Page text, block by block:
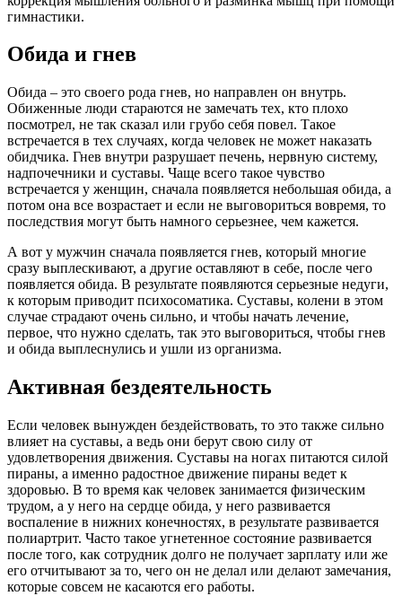
гимнастики.
Обида и гнев
Обида – это своего рода гнев, но направлен он внутрь.
Обиженные люди стараются не замечать тех, кто плохо
посмотрел, не так сказал или грубо себя повел. Такое
встречается в тех случаях, когда человек не может наказать
обидчика. Гнев внутри разрушает печень, нервную систему,
надпочечники и суставы. Чаще всего такое чувство
встречается у женщин, сначала появляется небольшая обида, а
потом она все возрастает и если не выговориться вовремя, то
последствия могут быть намного серьезнее, чем кажется.
А вот у мужчин сначала появляется гнев, который многие
сразу выплескивают, а другие оставляют в себе, после чего
появляется обида. В результате появляются серьезные недуги,
к которым приводит психосоматика. Суставы, колени в этом
случае страдают очень сильно, и чтобы начать лечение,
первое, что нужно сделать, так это выговориться, чтобы гнев
и обида выплеснулись и ушли из организма.
Активная бездеятельность
Если человек вынужден бездействовать, то это также сильно
влияет на суставы, а ведь они берут свою силу от
удовлетворения движения. Суставы на ногах питаются силой
пираны, а именно радостное движение пираны ведет к
здоровью. В то время как человек занимается физическим
трудом, а у него на сердце обида, у него развивается
воспаление в нижних конечностях, в результате развивается
полиартрит. Часто такое угнетенное состояние развивается
после того, как сотрудник долго не получает зарплату или же
его отчитывают за то, чего он не делал или делают замечания,
которые совсем не касаются его работы.